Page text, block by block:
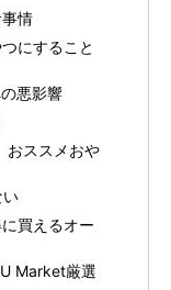
情
にすること
悪影響
おススメおや
い
買えるオー
Market厳選